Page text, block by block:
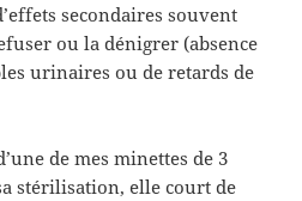
secondaires souvent
ou la dénigrer (absence
urinaires ou de retards de
de mes minettes de 3
stérilisation, elle court de